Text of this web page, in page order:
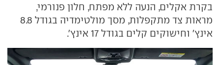
בקרת אקלים, הנעה ללא מפתח, חלון פנורמי,
מראות צד מתקפלות, מסך מולטימדיה בגודל 8.8
אינץ' וחישוקים קלים בגודל 17 אינץ'.